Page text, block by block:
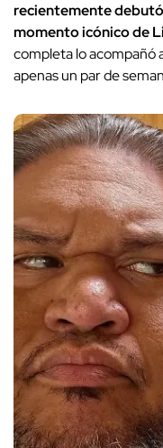
recientemente
momento icónico de
completa lo acompañó
apenas un par de